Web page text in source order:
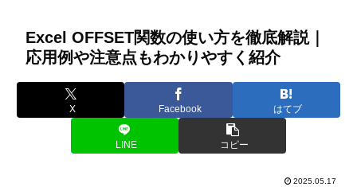
Excel OFFSET関数の使い方を徹底解説｜
応用例や注意点もわかりやすく紹介
X Facebook はてブ
LINE コピー
2025.05.17